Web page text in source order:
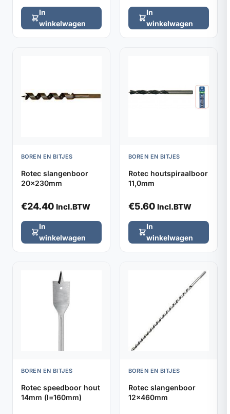
In
winkelwagen
In
winkelwagen
BOREN EN BITJES
Rotec slangenboor
20x230mm
€24.40 Incl.BTW
In
winkelwagen
BOREN EN BITJES
Rotec houtspiraalboor
11,0mm
€5.60 Incl.BTW
In
winkelwagen
BOREN EN BITJES
Rotec speedboor hout
14mm (l=160mm)
BOREN EN BITJES
Rotec slangenboor
12x460mm